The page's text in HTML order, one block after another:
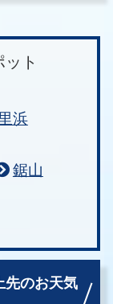
ト
浜
鋸山
先のお天気